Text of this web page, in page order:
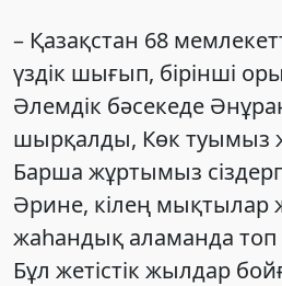
– Қазақстан 68
үздік шығып, бірінші
Әлемдік бәсекеде
шырқалды, Көк туымыз
Барша жұртымыз
Әрине, кілең мықтылар
жаһандық аламанда
Бұл жетістік жылдар